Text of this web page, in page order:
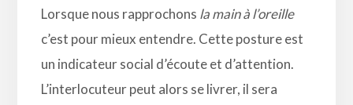
Lorsque nous rapprochons la main à l’oreille
c’est pour mieux entendre. Cette posture est
un indicateur social d’écoute et d’attention.
L’interlocuteur peut alors se livrer, il sera